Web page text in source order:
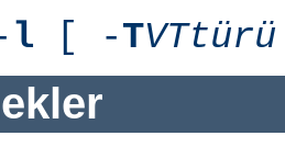
l [ -TVTtürü